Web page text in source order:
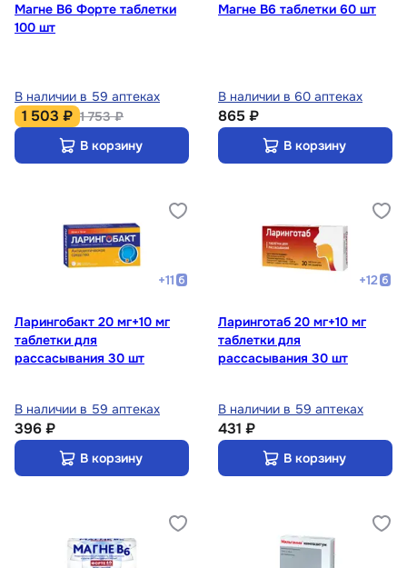
Магне B6 Форте таблетки
100 шт
В наличии в 59 аптеках
1 503 ₽ 1 753 ₽
В корзину
Магне В6 таблетки 60 шт
В наличии в 60 аптеках
865 ₽
В корзину
+11
Ларингобакт 20 мг+10 мг
таблетки для
рассасывания 30 шт
В наличии в 59 аптеках
396 ₽
В корзину
+12
Ларинготаб 20 мг+10 мг
таблетки для
рассасывания 30 шт
В наличии в 59 аптеках
431 ₽
В корзину